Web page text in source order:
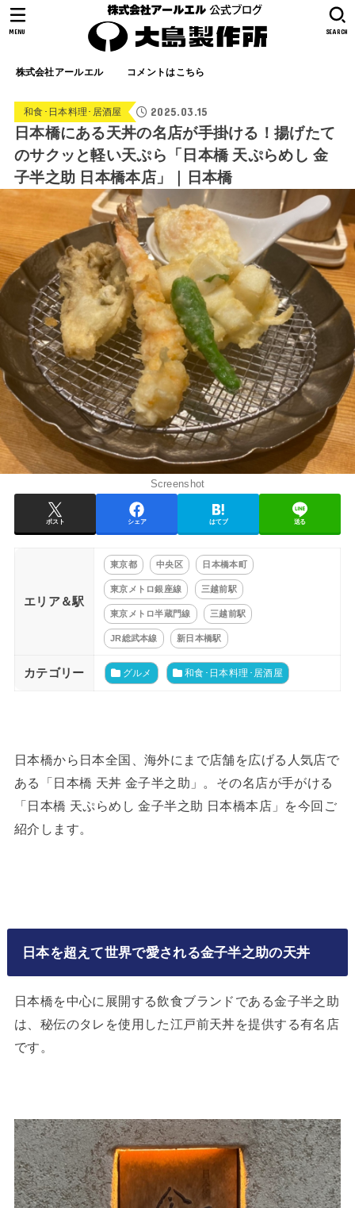
株式会社アールエル コメントはこちら
SEARCH
MENU
和食･日本料理･居酒屋 2025.03.15
日本橋にある天丼の名店が手掛ける！揚げたて
のサクッと軽い天ぷら「日本橋 天ぷらめし 金
子半之助 日本橋本店」｜日本橋
Screenshot
ポスト シェア はてブ 送る
エリア＆駅
東京都 中央区 日本橋本町
東京メトロ銀座線 三越前駅
東京メトロ半蔵門線 三越前駅
JR総武本線 新日本橋駅
カテゴリー グルメ 和食･日本料理･居酒屋
日本橋から日本全国、海外にまで店舗を広げる人気店で
ある「日本橋 天丼 金子半之助」。その名店が手がける
「日本橋 天ぷらめし 金子半之助 日本橋本店」を今回ご
紹介します。
日本を超えて世界で愛される金子半之助の天丼
日本橋を中心に展開する飲食ブランドである金子半之助
は、秘伝のタレを使用した江戸前天丼を提供する有名店
です。